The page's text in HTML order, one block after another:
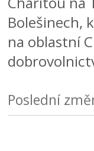
Bolešinech,
na oblastní
Poslední